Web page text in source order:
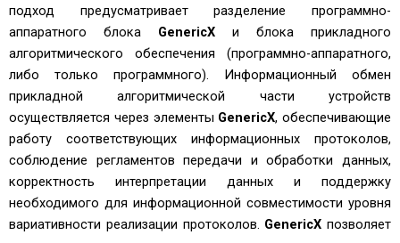
подход предусматривает разделение программно-
аппаратного блока GenericX и блока прикладного
алгоритмического обеспечения (программно-аппаратного,
либо только программного). Информационный обмен
прикладной алгоритмической части устройств
осуществляется через элементы GenericX, обеспечивающие
работу соответствующих информационных протоколов,
соблюдение регламентов передачи и обработки данных,
корректность интерпретации данных и поддержку
необходимого для информационной совместимости уровня
вариативности реализации протоколов. GenericX позволяет